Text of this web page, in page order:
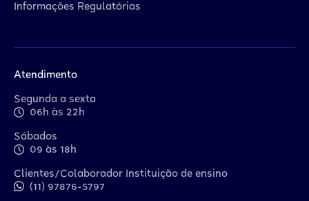
Informações Regulatórias
Atendimento
Segunda a sexta
06h às 22h
Sábados
09 às 18h
Clientes/Colaborador Instituição de ensino
(11) 97876-5797